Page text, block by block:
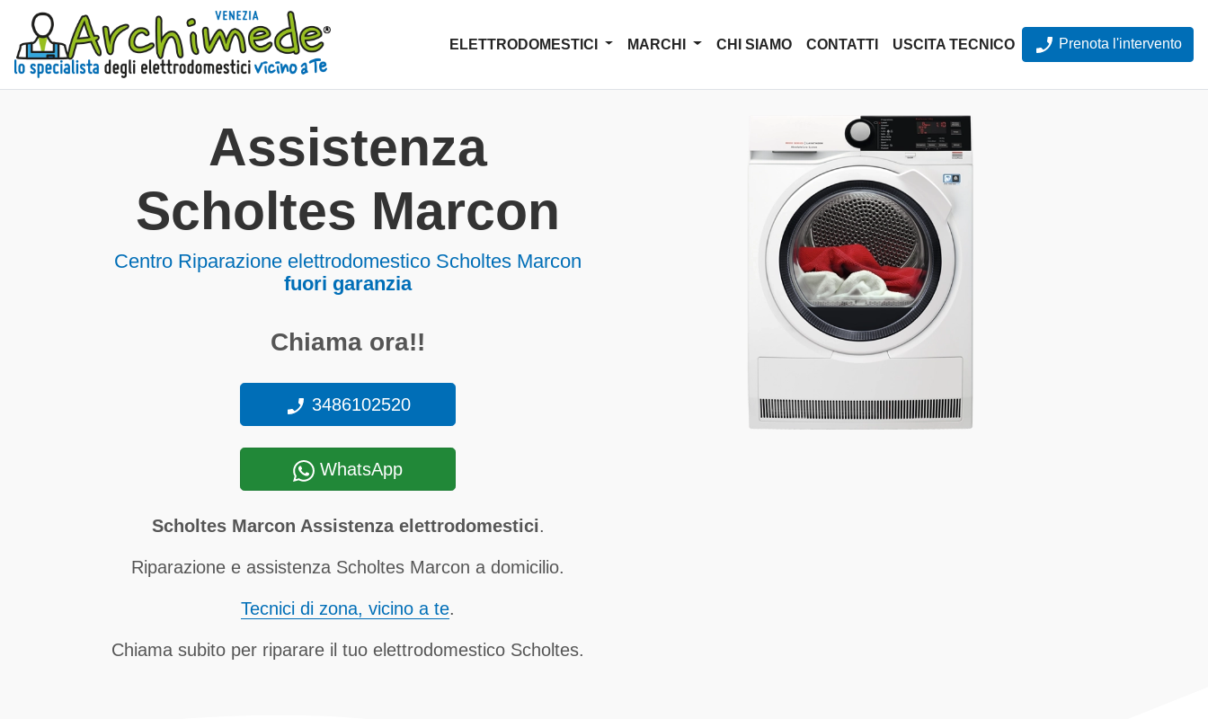
ELETTRODOMESTICI MARCHI CHI SIAMO CONTATTI USCITA TECNICO Prenota l'intervento
Assistenza
Scholtes Marcon
Centro Riparazione elettrodomestico Scholtes Marcon
fuori garanzia
Chiama ora!!
3486102520
WhatsApp
Scholtes Marcon Assistenza elettrodomestici.
Riparazione e assistenza Scholtes Marcon a domicilio.
Tecnici di zona, vicino a te.
Chiama subito per riparare il tuo elettrodomestico Scholtes.